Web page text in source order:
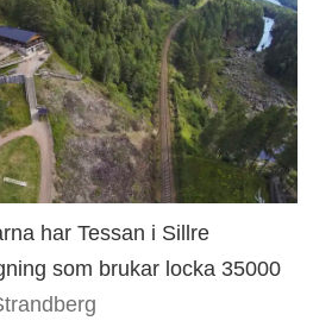
har Tessan i Sillre
som brukar locka 35000